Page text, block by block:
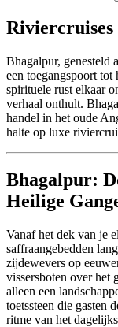
Bhagalpur, genesteld
een toegangspoort
spirituele rust elkaar
verhaal onthult.
handel in het oude
halte op luxe
Bhagalpur:
Heilige
Vanaf het dek van je
saffraangebedden
zijdewevers op
vissersboten over het
alleen een
toetssteen die gasten
ritme van het